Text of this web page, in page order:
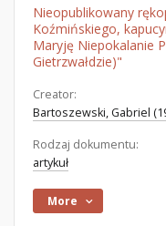
Nieopublikowany
Koźmińskiego,
Maryję Niepokalanie
Gietrzwałdzie)"
Creator:
Bartoszewski, Gabriel
Rodzaj dokumentu:
artykuł
More